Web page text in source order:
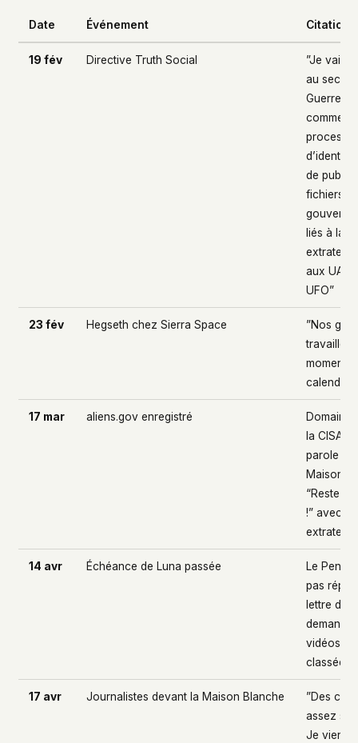
Date Événement Citation
19 fév Directive Truth Social
”Je vais
au
Guerre…
de
fichiers
liés à la
aux UAP
UFO”
23 fév Hegseth chez Sierra Space
”Nos
moment”
calendrier
17 mar aliens.gov enregistré
Domaine
la CISA ;
parole de
Maison
“Restez
!” avec
14 avr Échéance de Luna passée
Le
pas
lettre de
vidéos
classées
17 avr Journalistes devant la Maison Blanche
”Des
assez
Je viens